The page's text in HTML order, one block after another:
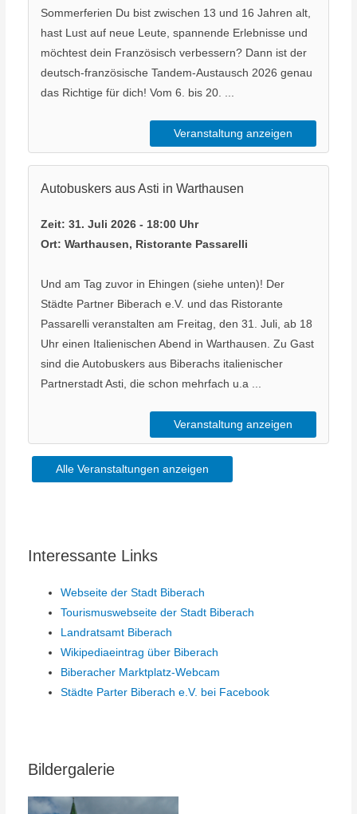
Sommerferien Du bist zwischen 13 und 16 Jahren alt,
hast Lust auf neue Leute, spannende Erlebnisse und
möchtest dein Französisch verbessern? Dann ist der
deutsch-französische Tandem-Austausch 2026 genau
das Richtige für dich! Vom 6. bis 20. ...
Veranstaltung anzeigen
Autobuskers aus Asti in Warthausen
Zeit: 31. Juli 2026 - 18:00 Uhr
Ort: Warthausen, Ristorante Passarelli
Und am Tag zuvor in Ehingen (siehe unten)! Der
Städte Partner Biberach e.V. und das Ristorante
Passarelli veranstalten am Freitag, den 31. Juli, ab 18
Uhr einen Italienischen Abend in Warthausen. Zu Gast
sind die Autobuskers aus Biberachs italienischer
Partnerstadt Asti, die schon mehrfach u.a ...
Veranstaltung anzeigen
Alle Veranstaltungen anzeigen
Interessante Links
Webseite der Stadt Biberach
Tourismuswebseite der Stadt Biberach
Landratsamt Biberach
Wikipediaeintrag über Biberach
Biberacher Marktplatz-Webcam
Städte Parter Biberach e.V. bei Facebook
Bildergalerie